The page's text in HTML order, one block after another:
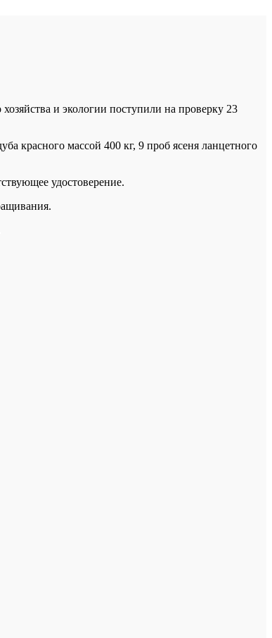
и экологии поступили на проверку 23
красного массой 400 кг, 9 проб ясеня ланцетного
удостоверение.